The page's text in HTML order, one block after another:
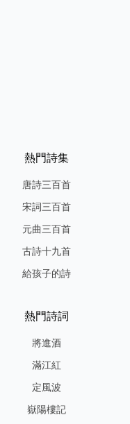
熱門詩集
唐詩三百首
宋詞三百首
元曲三百首
古詩十九首
給孩子的詩
熱門詩詞
將進酒
滿江紅
定風波
嶽陽樓記